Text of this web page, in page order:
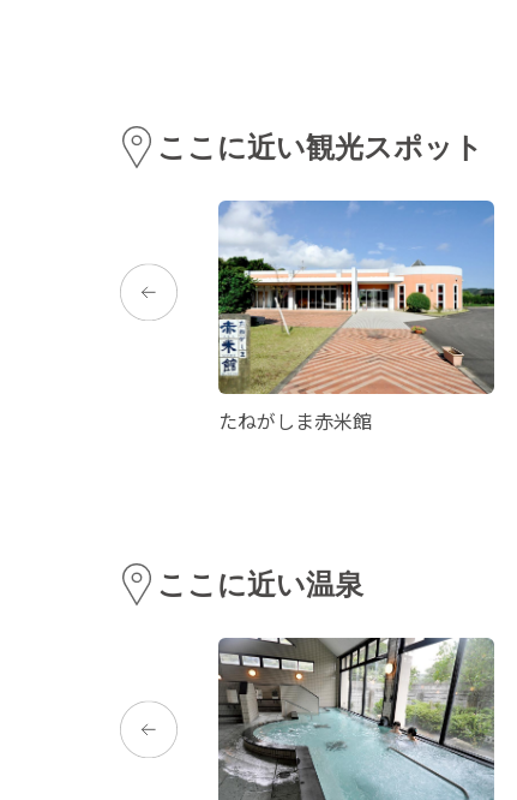
ここに近い観光スポット
たねがしま赤米館
ここに近い温泉